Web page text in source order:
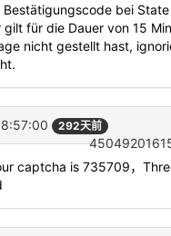
Bestätigungscode bei
für die Dauer von 15
nicht gestellt hast,
292天前
captcha is 735709，